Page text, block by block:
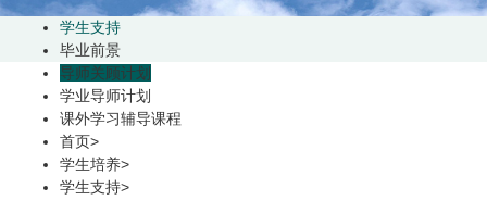
学生支持
毕业前景
导师关顾计划
学业导师计划
课外学习辅导课程
首页>
学生培养>
学生支持>